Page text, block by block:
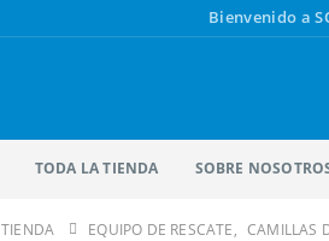
Bienvenido a
TODA LA TIENDA SOBRE
TIENDA EQUIPO DE RESCATE, CAMILLAS